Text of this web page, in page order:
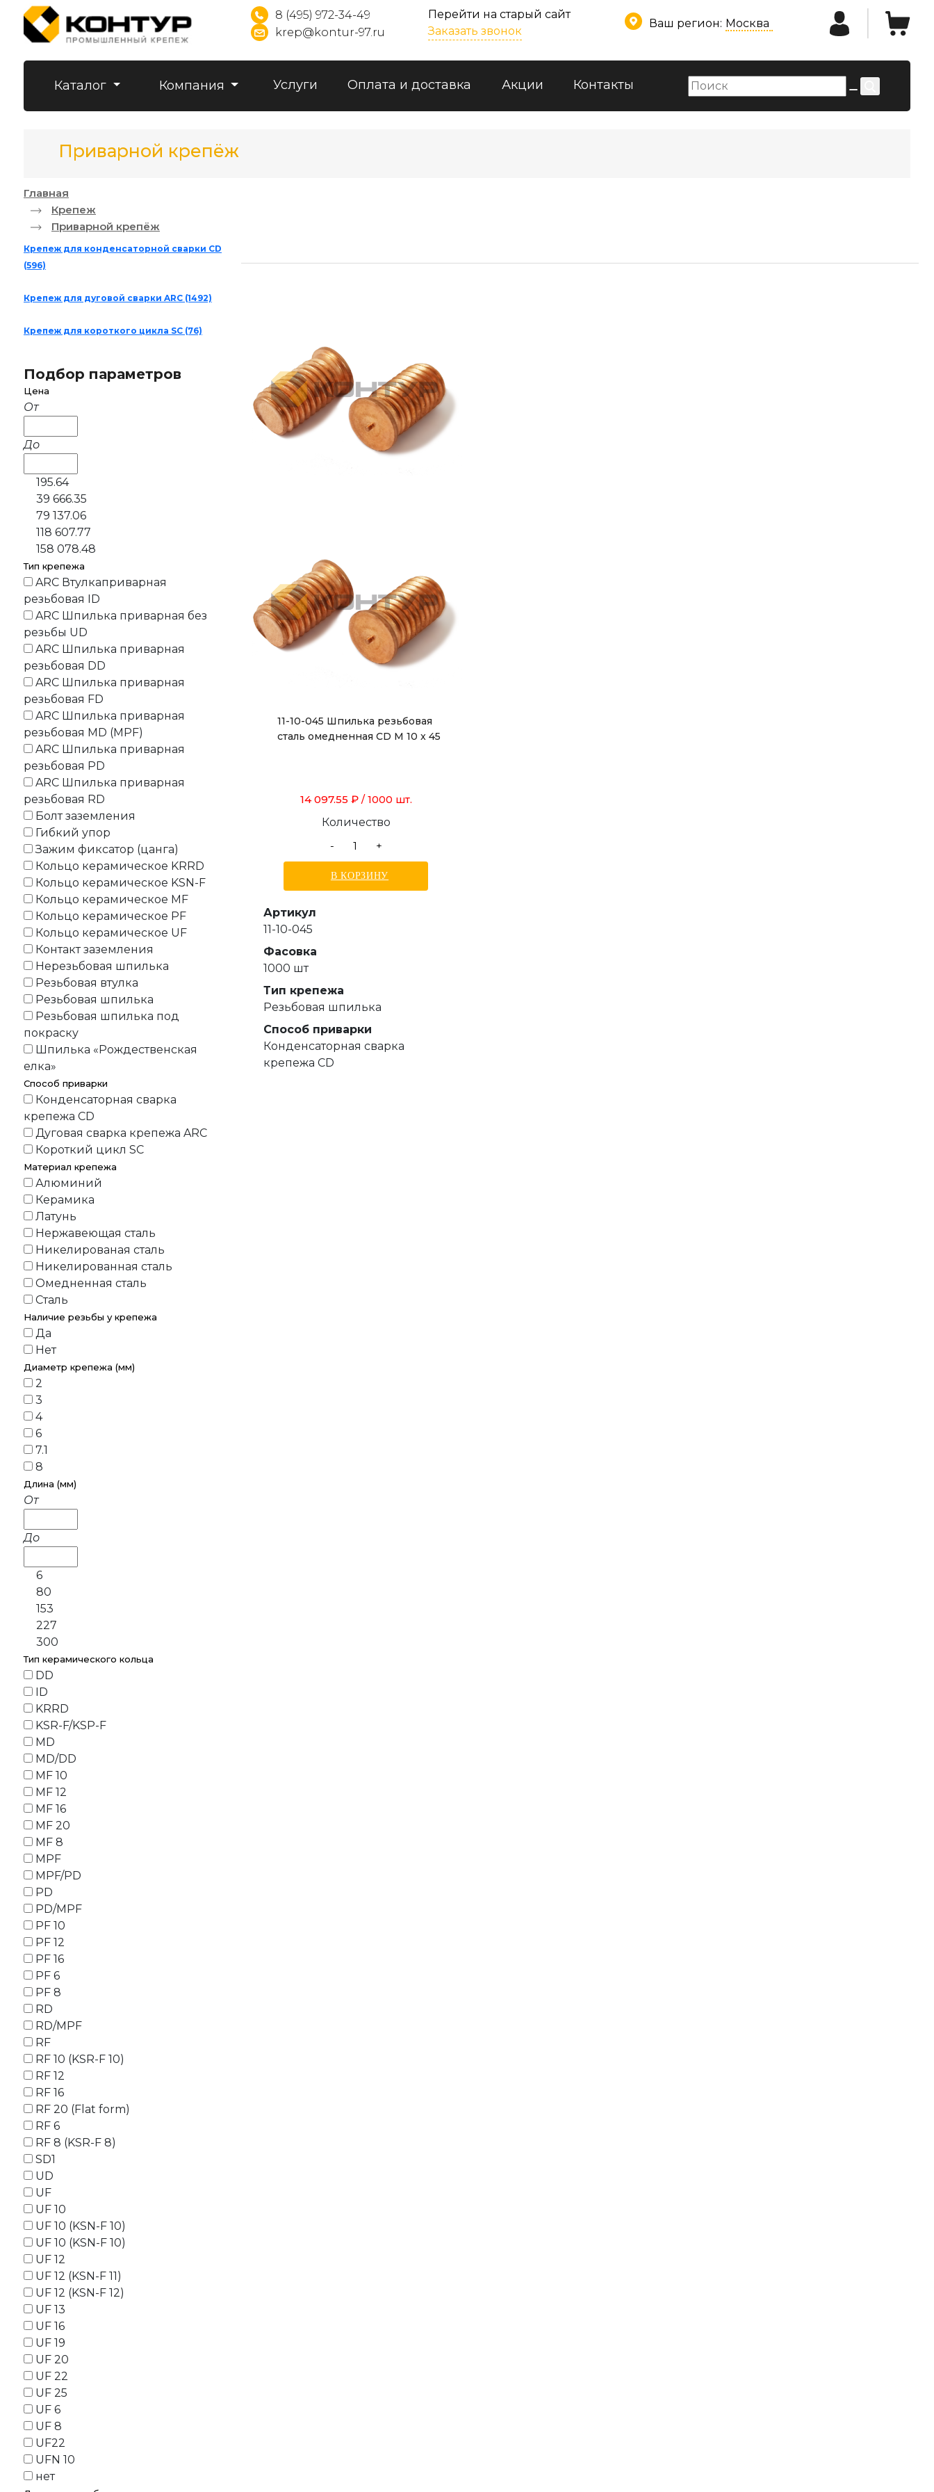
8 (495) 972-34-49
krep@kontur-97.ru
Перейти на старый сайт
Заказать звонок
Ваш регион: Москва
Каталог Компания Услуги Оплата и доставка Акции Контакты
Приварной крепёж
Главная
Крепеж
Приварной крепёж
Крепеж для конденсаторной сварки CD
(596)
Крепеж для дуговой сварки ARC (1492)
Крепеж для короткого цикла SC (76)
Подбор параметров
Цена
От
До
195.64
39 666.35
79 137.06
118 607.77
158 078.48
Тип крепежа
ARC Втулкаприварная
резьбовая ID
ARC Шпилька приварная без
резьбы UD
ARC Шпилька приварная
резьбовая DD
ARC Шпилька приварная
резьбовая FD
ARC Шпилька приварная
резьбовая MD (MPF)
ARC Шпилька приварная
резьбовая PD
ARC Шпилька приварная
резьбовая RD
Болт заземления
Гибкий упор
Зажим фиксатор (цанга)
Кольцо керамическое KRRD
Кольцо керамическое KSN-F
Кольцо керамическое MF
Кольцо керамическое PF
Кольцо керамическое UF
Контакт заземления
Нерезьбовая шпилька
Резьбовая втулка
Резьбовая шпилька
Резьбовая шпилька под
покраску
Шпилька «Рождественская
елка»
Способ приварки
Конденсаторная сварка
крепежа CD
Дуговая сварка крепежа ARC
Короткий цикл SC
Материал крепежа
Алюминий
Керамика
Латунь
Нержавеющая сталь
Никелированая сталь
Никелированная сталь
Омедненная сталь
Сталь
Наличие резьбы у крепежа
Да
Нет
Диаметр крепежа (мм)
2
3
4
6
7.1
8
Длина (мм)
От
До
6
80
153
227
300
Тип керамического кольца
DD
ID
KRRD
KSR-F/KSP-F
MD
MD/DD
MF 10
MF 12
MF 16
MF 20
MF 8
MPF
MPF/PD
PD
PD/MPF
PF 10
PF 12
PF 16
PF 6
PF 8
RD
RD/MPF
RF
RF 10 (KSR-F 10)
RF 12
RF 16
RF 20 (Flat form)
RF 6
RF 8 (KSR-F 8)
SD1
UD
UF
UF 10
UF 10 (KSN-F 10)
UF 10 (KSN-F 10)
UF 12
UF 12 (KSN-F 11)
UF 12 (KSN-F 12)
UF 13
UF 16
UF 19
UF 20
UF 22
UF 25
UF 6
UF 8
UF22
UFN 10
нет
11-10-045 Шпилька резьбовая
сталь омедненная CD M 10 x 45
14 097.55 ₽ / 1000 шт.
Количество
-
+
В КОРЗИНУ
Артикул
11-10-045
Фасовка
1000 шт
Тип крепежа
Резьбовая шпилька
Способ приварки
Конденсаторная сварка
крепежа CD